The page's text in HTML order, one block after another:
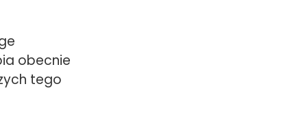
obecnie
tego